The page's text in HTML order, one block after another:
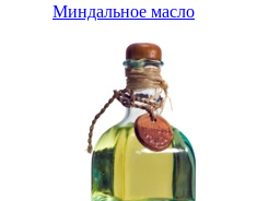
Миндальное масло